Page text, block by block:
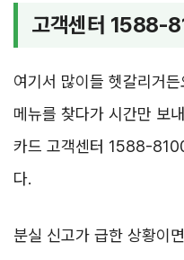
고객센터 1588-
여기서 많이들 헷갈리거
메뉴를 찾다가 시간만 보
카드 고객센터 1588-
다.
분실 신고가 급한 상황이